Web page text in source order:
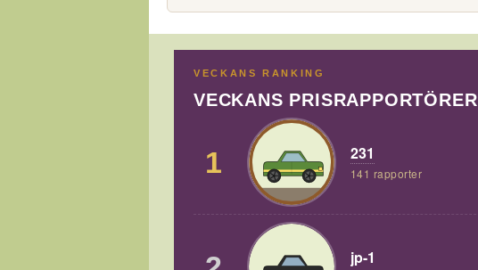
VECKANS RANKING
VECKANS PRISRAPPORTÖRER
1 231
141 rapporter
jp-1